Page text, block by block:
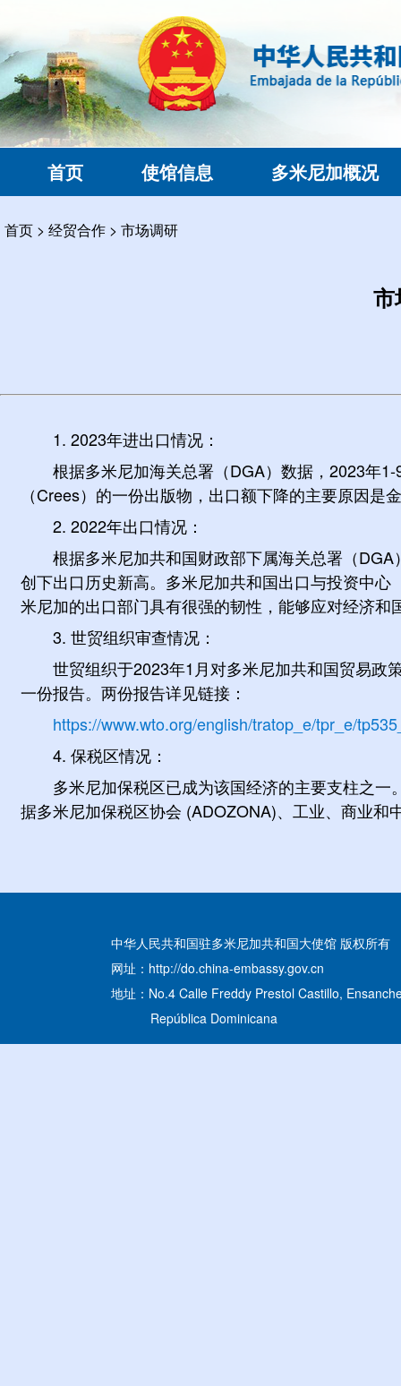
首页 使馆信息 多米尼加概况
首页 > 经贸合作 > 市场调研
市
1. 2023年进出口情况：
根据多米尼加海关总署（DGA）数据，2023年
（Crees）的一份出版物，出口额下降的主要原因
2. 2022年出口情况：
根据多米尼加共和国财政部下属海关总署（
创下出口历史新高。多米尼加共和国出口与投资中
米尼加的出口部门具有很强的韧性，能够应对经济和
3. 世贸组织审查情况：
世贸组织于2023年1月对多米尼加共和国贸易政
一份报告。两份报告详见链接：
https://www.wto.org/english/tratop_e/tpr_e/
4. 保税区情况：
多米尼加保税区已成为该国经济的主要支柱之
据多米尼加保税区协会 (ADOZONA)、工业、商业
中华人民共和国驻多米尼加共和国大使馆 版权所有
网址：http://do.china-embassy.gov.cn
地址：No.4 Calle Freddy Prestol Castillo,
República Dominicana